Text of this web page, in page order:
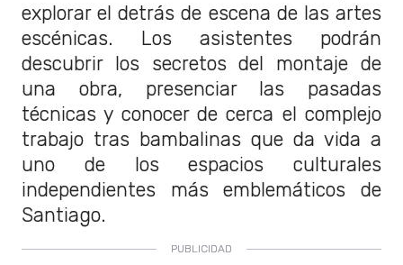
explorar el detrás de escena de las artes
escénicas. Los asistentes podrán
descubrir los secretos del montaje de
una obra, presenciar las pasadas
técnicas y conocer de cerca el complejo
trabajo tras bambalinas que da vida a
uno de los espacios culturales
independientes más emblemáticos de
Santiago.